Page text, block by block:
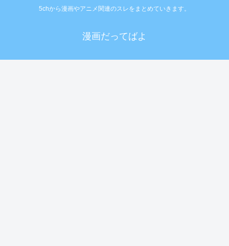
5chから漫画やアニメ関連のスレをまとめていきます。
漫画だってばよ